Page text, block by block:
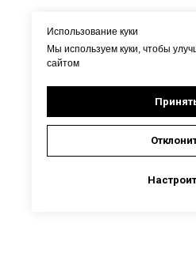
Использование куки
Мы используем куки, чтобы
сайтом